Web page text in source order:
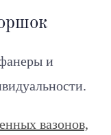
и
вазонов,